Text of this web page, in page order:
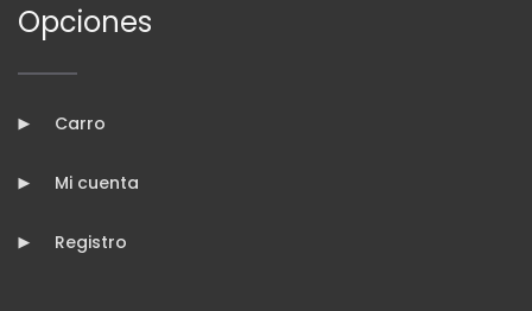
Opciones
Carro
Mi cuenta
Registro